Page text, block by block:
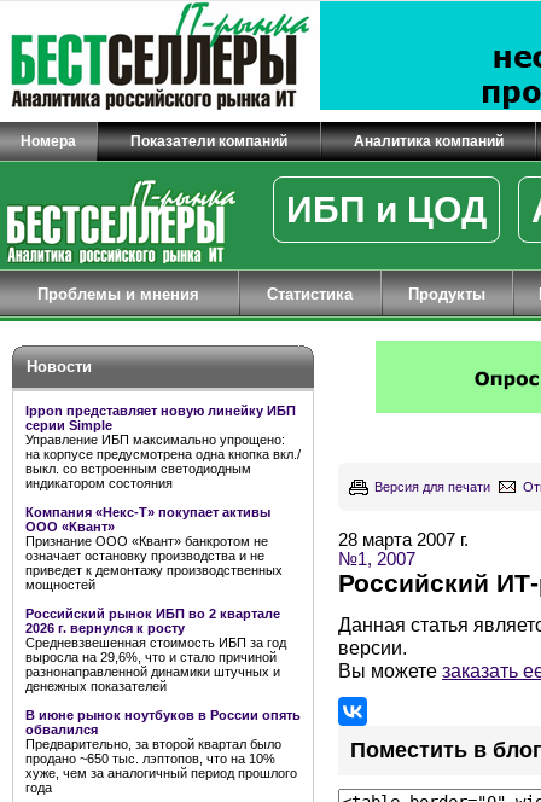
Номера Показатели компаний Аналитика компаний
ИБП и ЦОД
Проблемы и мнения Статистика Продукты
Новости
Ippon представляет новую линейку ИБП
серии Simple
Управление ИБП максимально упрощено:
на корпусе предусмотрена одна кнопка вкл./
выкл. со встроенным светодиодным
индикатором состояния
Компания «Некс-Т» покупает активы
ООО «Квант»
Признание ООО «Квант» банкротом не
означает остановку производства и не
приведет к демонтажу производственных
мощностей
Российский рынок ИБП во 2 квартале
2026 г. вернулся к росту
Средневзвешенная стоимость ИБП за год
выросла на 29,6%, что и стало причиной
разнонаправленной динамики штучных и
денежных показателей
В июне рынок ноутбуков в России опять
обвалился
Предварительно, за второй квартал было
продано ~650 тыс. лэптопов, что на 10%
хуже, чем за аналогичный период прошлого
года
Версия для печати
28 марта 2007 г.
№1, 2007
Российский
Данная статья
версии.
Вы можете заказать
Поместить в блог